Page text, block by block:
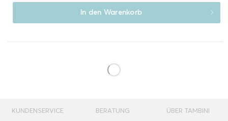
In den Warenkorb
KUNDENSERVICE BERATUNG ÜBER TAMBINI